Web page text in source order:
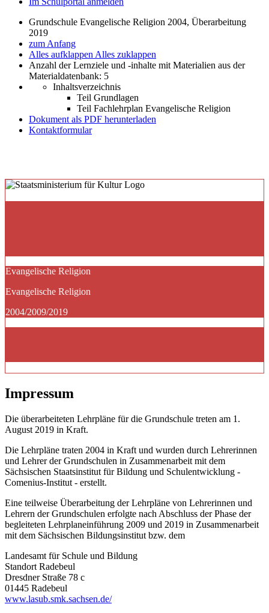
Grundschule Evangelische Religion 2004, Überarbeitung
2019
zum Anfang
Alles aufklappen Alles zuklappen
Anzahl der Lernziele und -inhalte mit Materialien aus der
Materialdatenbank: 5
Inhaltsverzeichnis
Teil Grundlagen
Teil Fachlehrplan Evangelische Religion
Dokument als PDF herunterladen
Kontaktformular
Evangelische Religion
Evangelische Religion
2004/2009/2019
Impressum
Die überarbeiteten Lehrpläne für die Grundschule treten am 1.
August 2019 in Kraft.
Die Lehrpläne traten 2004 in Kraft und wurden durch Lehrerinnen
und Lehrer der Grundschulen in Zusammenarbeit mit dem
Sächsischen Staatsinstitut für Bildung und Schulentwicklung -
Comenius-Institut - erstellt.
Eine teilweise Überarbeitung der Lehrpläne von Lehrerinnen und
Lehrern der Grundschulen erfolgte nach Abschluss der Phase der
begleiteten Lehrplaneinführung 2009 und 2019 in Zusammenarbeit
mit dem Sächsischen Bildungsinstitut bzw. dem
Landesamt für Schule und Bildung
Standort Radebeul
Dresdner Straße 78 c
01445 Radebeul
www.lasub.smk.sachsen.de/